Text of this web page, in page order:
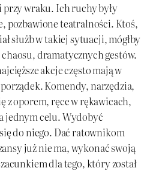
przy wraku. Ich ruchy były
pozbawione teatralności. Ktoś,
służb w takiej sytuacji, mógłby
dramatycznych gestów.
akcje często mają w
Komendy, narzędzia,
z oporem, ręce w rękawicach,
jednym celu. Wydobyć
do niego. Dać ratownikom
już nie ma, wykonać swoją
dla tego, który został